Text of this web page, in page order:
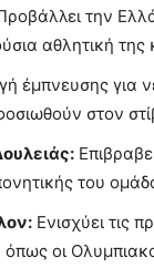
την
αθλητική της
έμπνευσης
στον
του
Ενισχύει τις
οι